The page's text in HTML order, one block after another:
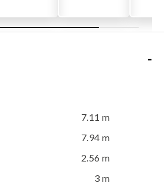
-
7.11 m
7.94 m
2.56 m
3 m